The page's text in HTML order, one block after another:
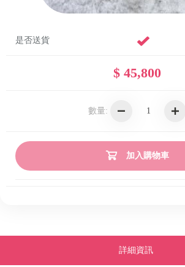
是否送貨
$ 45,800
數量:
加入購物車
詳細資訊